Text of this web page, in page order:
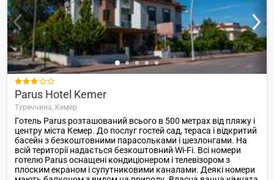

Parus Hotel Kemer
Туреччина, Кемер
Готель Parus розташований всього в 500 метрах від пляжу і
центру міста Кемер. До послуг гостей сад, тераса і відкритий
басейн з безкоштовними парасольками і шезлонгами. На
всій території надається безкоштовний Wi-Fi. Всі номери
готелю Parus оснащені кондиціонером і телевізором з
плоским екраном і супутниковими каналами. Деякі номери